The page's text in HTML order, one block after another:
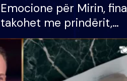
Emocione për Mirin,
takohet me prindërit,
vajzën dhe
S’kemi ndonjë letër
apo jo?